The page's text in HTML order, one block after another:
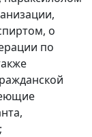
о
по